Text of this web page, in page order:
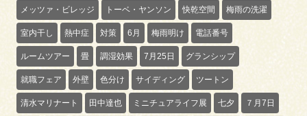
メッツァ・ビレッジ トーベ・ヤンソン 快乾空間 梅雨の洗濯
室内干し 熱中症 対策 6月 梅雨明け 電話番号
ルームツアー 畳 調湿効果 7月25日 グランシップ
就職フェア 外壁 色分け サイディング ツートン
清水マリナート 田中達也 ミニチュアライフ展 七夕 ７月7日